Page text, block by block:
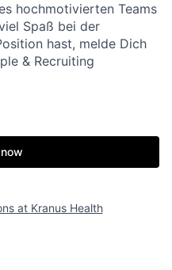
hochmotivierten Teams
Spaß bei der
hast, melde Dich
& Recruiting
at Kranus Health